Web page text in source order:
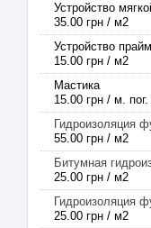
Устройство
35.00 грн / м2
Устройство
15.00 грн / м2
Мастика
15.00 грн / м. пог.
Гидроизоляция
55.00 грн / м2
Битумная
25.00 грн / м2
Гидроизоляция
25.00 грн / м2